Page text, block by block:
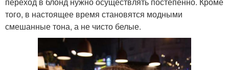
того, в настоящее время становятся модными
смешанные тона, а не чисто белые.